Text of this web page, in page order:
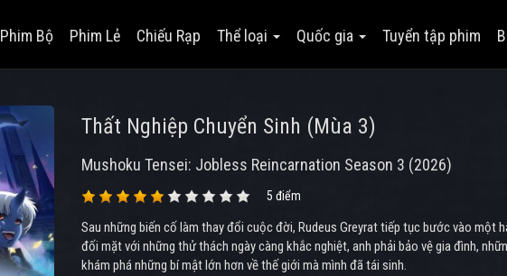
Phim Bộ Phim Lẻ Chiếu Rạp Thể loại Quốc gia Tuyển tập phim
Thất Nghiệp Chuyển Sinh (Mùa 3)
Mushoku Tensei: Jobless Reincarnation Season 3 (2026)
5 điểm
Sau những biến cố làm thay đổi cuộc đời, Rudeus Greyrat tiếp tục bước vào một
đối mặt với những thử thách ngày càng khắc nghiệt, anh phải bảo vệ gia đình,
khám phá những bí mật lớn hơn về thế giới mà mình đã tái sinh.